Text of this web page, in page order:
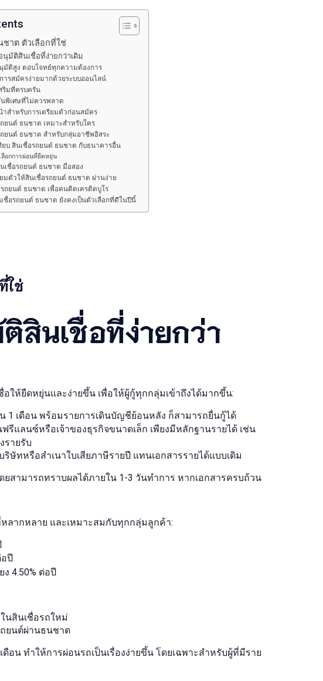
าต ตัวเลือกที่ใช่
นุมัติสินเชื่อที่ง่ายกว่าเดิม
มัติสูง ตอบโจทย์ทุกความต้องการ
ารสมัครง่ายมากด้วยระบบออนไลน์
ริมที่ครบครัน
พิเศษที่ไม่ควรพลาด
ำสำหรับการเตรียมตัวก่อนสมัคร
ยนต์ ธนชาต เหมาะสำหรับใคร
ยนต์ ธนชาต สำหรับกลุ่มอาชีพอิสระ
ยบ สินเชื่อรถยนต์ ธนชาต กับธนาคารอื่น
ลือกการผ่อนที่ยืดหยุ่น
เชื่อรถยนต์ ธนชาต มือสอง
มตัวให้สินเชื่อรถยนต์ ธนชาต ผ่านง่าย
ถยนต์ ธนชาต เพื่อคนติดเครดิตบูโร
เชื่อรถยนต์ ธนชาต ยังคงเป็นตัวเลือกที่ดีในปีนี้
ใช่
สินเชื่อที่ง่ายกว่า
ให้ยืดหยุ่นและง่ายขึ้น เพื่อให้ผู้กู้ทุกกลุ่มเข้าถึงได้มากขึ้น:
น 1 เดือน พร้อมรายการเดินบัญชีย้อนหลัง ก็สามารถยื่นกู้ได้
รีแลนซ์หรือเจ้าของธุรกิจขนาดเล็ก เพียงมีหลักฐานรายได้ เช่น
รายรับ
ริษัทหรือสำเนาใบเสียภาษีรายปี แทนเอกสารรายได้แบบเดิม
สามารถทราบผลได้ภายใน 1-3 วันทำการ หากเอกสารครบถ้วน
ลากหลาย และเหมาะสมกับทุกกลุ่มลูกค้า:
ปี
4.50% ต่อปี
นสินเชื่อรถใหม่
ยนต์ผ่านธนชาต
อน ทำให้การผ่อนรถเป็นเรื่องง่ายขึ้น โดยเฉพาะสำหรับผู้ที่มีราย